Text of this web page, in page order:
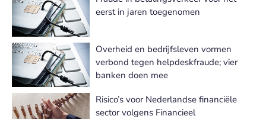
eerst in jaren toegenomen
Overheid en bedrijfsleven vormen
verbond tegen helpdeskfraude; vier
banken doen mee
Risico’s voor Nederlandse financiële
sector volgens Financieel